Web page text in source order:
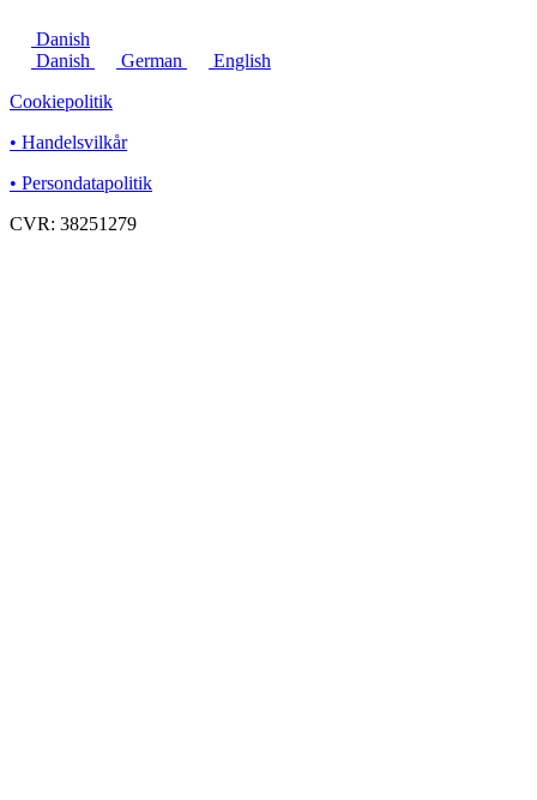
Danish
Danish
German
English
Cookiepolitik
• Handelsvilkår
• Persondatapolitik
CVR: 38251279